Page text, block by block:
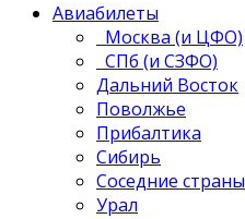
Авиабилеты
Москва (и ЦФО)
СПб (и СЗФО)
Дальний Восток
Поволжье
Прибалтика
Сибирь
Соседние страны
Урал